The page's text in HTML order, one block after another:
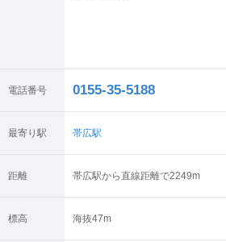
電話番号 0155-35-5188
最寄り駅 帯広駅
距離 帯広駅から直線距離で2249m
標高 海抜47m